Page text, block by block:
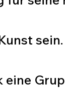
sein.